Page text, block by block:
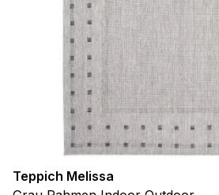
Teppich Melissa